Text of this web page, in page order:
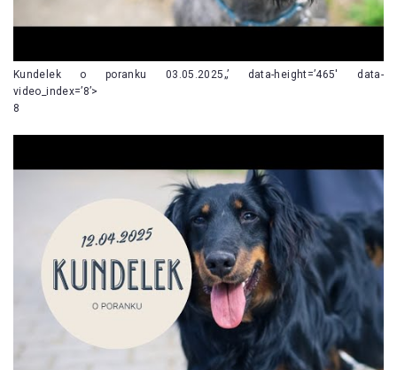
Kundelek o poranku 03.05.2025„’ data-height=’465′ data-
video_index=’8’>
8